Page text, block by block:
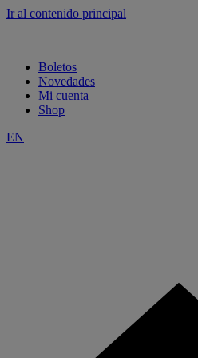
Ir al contenido principal
Boletos
Novedades
Mi cuenta
Shop
EN